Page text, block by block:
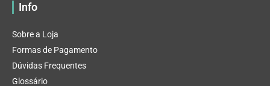
Info
Sobre a Loja
Formas de Pagamento
Dúvidas Frequentes
Glossário